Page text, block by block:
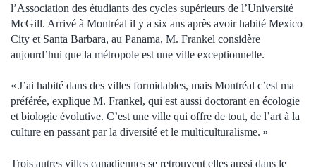
l’Association des étudiants des cycles supérieurs de l’Université
McGill. Arrivé à Montréal il y a six ans après avoir habité Mexico
City et Santa Barbara, au Panama, M. Frankel considère
aujourd’hui que la métropole est une ville exceptionnelle.
« J’ai habité dans des villes formidables, mais Montréal c’est ma
préférée, explique M. Frankel, qui est aussi doctorant en écologie
et biologie évolutive. C’est une ville qui offre de tout, de l’art à la
culture en passant par la diversité et le multiculturalisme. »
Trois autres villes canadiennes se retrouvent elles aussi dans le